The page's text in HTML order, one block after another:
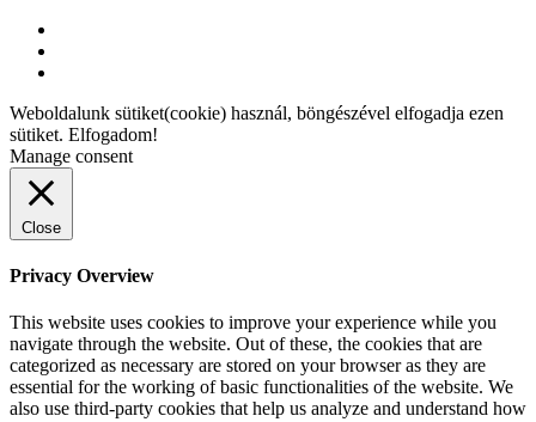
Weboldalunk sütiket(cookie) használ, böngészével elfogadja ezen
sütiket. Elfogadom!
Manage consent
Close
Privacy Overview
This website uses cookies to improve your experience while you
navigate through the website. Out of these, the cookies that are
categorized as necessary are stored on your browser as they are
essential for the working of basic functionalities of the website. We
also use third-party cookies that help us analyze and understand how